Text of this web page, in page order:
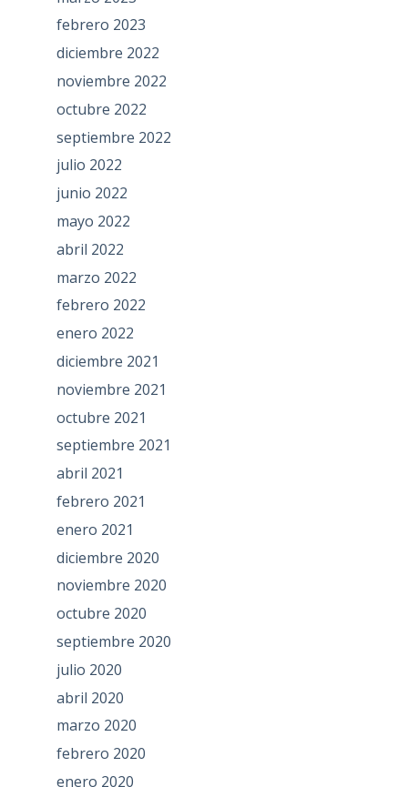
febrero 2023
diciembre 2022
noviembre 2022
octubre 2022
septiembre 2022
julio 2022
junio 2022
mayo 2022
abril 2022
marzo 2022
febrero 2022
enero 2022
diciembre 2021
noviembre 2021
octubre 2021
septiembre 2021
abril 2021
febrero 2021
enero 2021
diciembre 2020
noviembre 2020
octubre 2020
septiembre 2020
julio 2020
abril 2020
marzo 2020
febrero 2020
enero 2020